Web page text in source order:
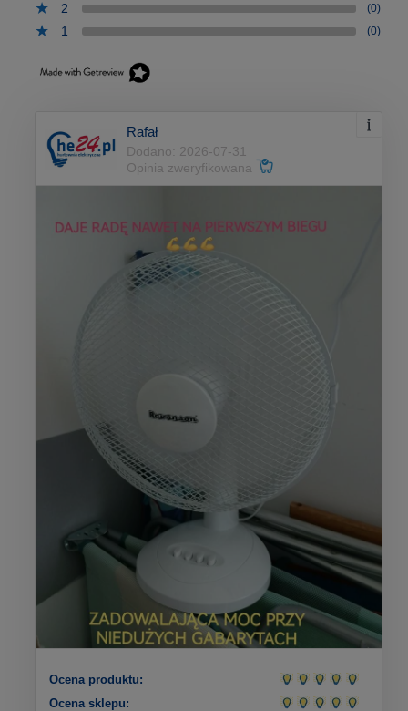
2 (0)
1 (0)
Rafał
Dodano: 2026-07-31
Opinia zweryfikowana
Ocena produktu:
Ocena sklepu: